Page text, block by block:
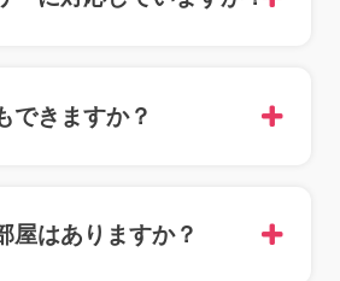
できますか？
屋はありますか？